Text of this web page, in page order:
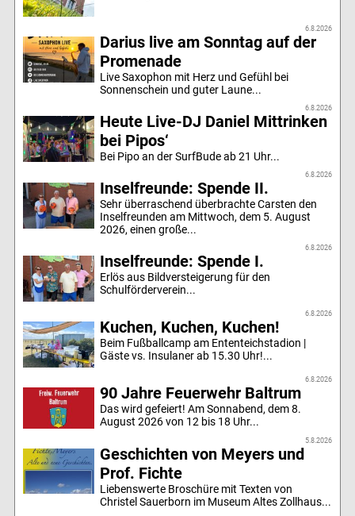
6.8.2026
Darius live am Sonntag auf der
Promenade
Live Saxophon mit Herz und Gefühl bei
Sonnenschein und guter Laune...
6.8.2026
Heute Live-DJ Daniel Mittrinken
bei Pipos‘
Bei Pipo an der SurfBude ab 21 Uhr...
6.8.2026
Inselfreunde: Spende II.
Sehr überraschend überbrachte Carsten den
Inselfreunden am Mittwoch, dem 5. August
2026, einen große...
6.8.2026
Inselfreunde: Spende I.
Erlös aus Bildversteigerung für den
Schulförderverein...
6.8.2026
Kuchen, Kuchen, Kuchen!
Beim Fußballcamp am Ententeichstadion |
Gäste vs. Insulaner ab 15.30 Uhr!...
6.8.2026
90 Jahre Feuerwehr Baltrum
Das wird gefeiert! Am Sonnabend, dem 8.
August 2026 von 12 bis 18 Uhr...
5.8.2026
Geschichten von Meyers und
Prof. Fichte
Liebenswerte Broschüre mit Texten von
Christel Sauerborn im Museum Altes Zollhaus...